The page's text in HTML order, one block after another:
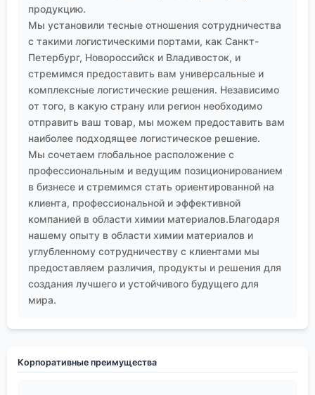
продукцию.
Мы установили тесные отношения сотрудничества
с такими логистическими портами, как Санкт-
Петербург, Новороссийск и Владивосток, и
стремимся предоставить вам универсальные и
комплексные логистические решения. Независимо
от того, в какую страну или регион необходимо
отправить ваш товар, мы можем предоставить вам
наиболее подходящее логистическое решение.
Мы сочетаем глобальное расположение с
профессиональным и ведущим позиционированием
в бизнесе и стремимся стать ориентированной на
клиента, профессиональной и эффективной
компанией в области химии материалов.Благодаря
нашему опыту в области химии материалов и
углубленному сотрудничеству с клиентами мы
предоставляем различия, продукты и решения для
создания лучшего и устойчивого будущего для
мира.
Корпоративные преимущества